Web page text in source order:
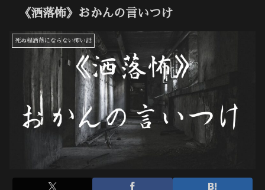
《洒落怖》おかんの言いつけ
死ぬ程洒落にならない怖い話